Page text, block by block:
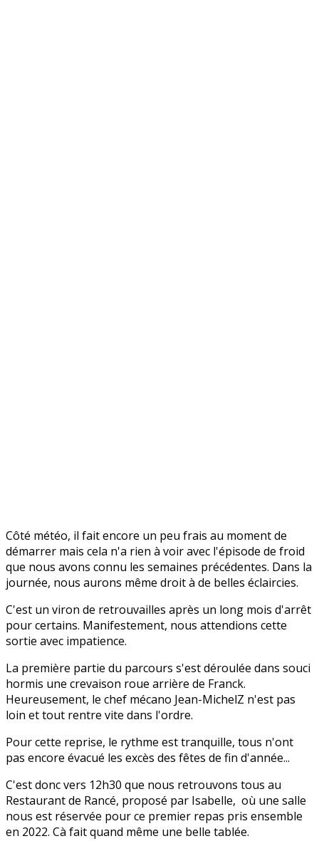
Côté météo, il fait encore un peu frais au moment de
démarrer mais cela n'a rien à voir avec l'épisode de froid
que nous avons connu les semaines précédentes. Dans la
journée, nous aurons même droit à de belles éclaircies.
C'est un viron de retrouvailles après un long mois d'arrêt
pour certains. Manifestement, nous attendions cette
sortie avec impatience.
La première partie du parcours s'est déroulée dans souci
hormis une crevaison roue arrière de Franck.
Heureusement, le chef mécano Jean-MichelZ n'est pas
loin et tout rentre vite dans l'ordre.
Pour cette reprise, le rythme est tranquille, tous n'ont
pas encore évacué les excès des fêtes de fin d'année...
C'est donc vers 12h30 que nous retrouvons tous au
Restaurant de Rancé, proposé par Isabelle, où une salle
nous est réservée pour ce premier repas pris ensemble
en 2022. Cà fait quand même une belle tablée.